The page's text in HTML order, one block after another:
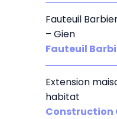
Fauteuil
– Gien
Fauteuil
Extension
habitat
Construction